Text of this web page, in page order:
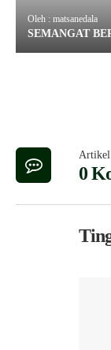
Oleh : matsanedala
SEMANGAT
0